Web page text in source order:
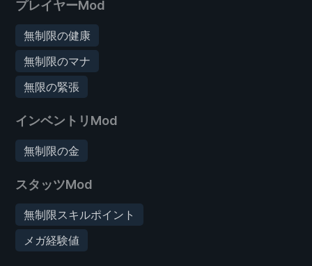
プレイヤーMod
無制限の健康
無制限のマナ
無限の緊張
インベントリMod
無制限の金
スタッツMod
無制限スキルポイント
メガ経験値